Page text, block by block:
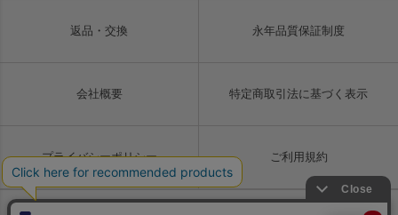
返品・交換 永年品質保証制度
会社概要 特定商取引法に基づく表示
プライバシーポリシー ご利用規約